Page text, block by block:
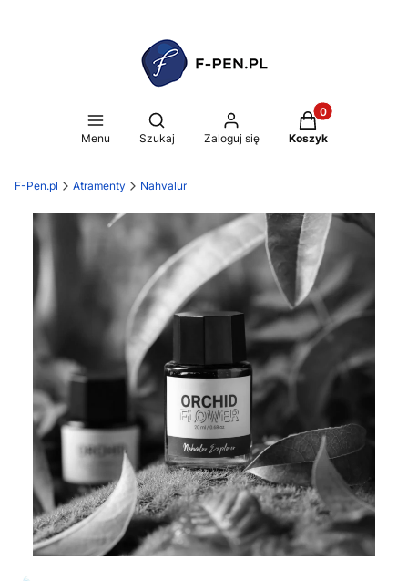
Menu
Otwórz wyszukiwarkę
Szukaj Zaloguj się
Produkty w
Koszyk
F-Pen.pl Atramenty Nahvalur